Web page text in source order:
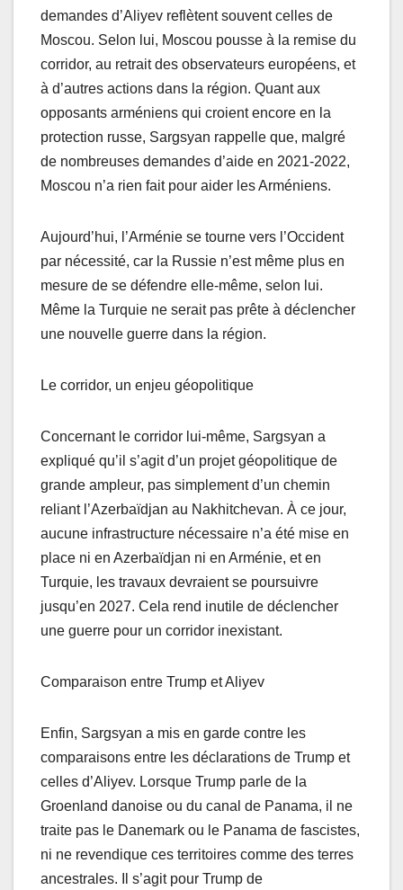
demandes d’Aliyev reflètent souvent celles de
Moscou. Selon lui, Moscou pousse à la remise du
corridor, au retrait des observateurs européens, et
à d’autres actions dans la région. Quant aux
opposants arméniens qui croient encore en la
protection russe, Sargsyan rappelle que, malgré
de nombreuses demandes d’aide en 2021-2022,
Moscou n’a rien fait pour aider les Arméniens.
Aujourd’hui, l’Arménie se tourne vers l’Occident
par nécessité, car la Russie n’est même plus en
mesure de se défendre elle-même, selon lui.
Même la Turquie ne serait pas prête à déclencher
une nouvelle guerre dans la région.
Le corridor, un enjeu géopolitique
Concernant le corridor lui-même, Sargsyan a
expliqué qu’il s’agit d’un projet géopolitique de
grande ampleur, pas simplement d’un chemin
reliant l’Azerbaïdjan au Nakhitchevan. À ce jour,
aucune infrastructure nécessaire n’a été mise en
place ni en Azerbaïdjan ni en Arménie, et en
Turquie, les travaux devraient se poursuivre
jusqu’en 2027. Cela rend inutile de déclencher
une guerre pour un corridor inexistant.
Comparaison entre Trump et Aliyev
Enfin, Sargsyan a mis en garde contre les
comparaisons entre les déclarations de Trump et
celles d’Aliyev. Lorsque Trump parle de la
Groenland danoise ou du canal de Panama, il ne
traite pas le Danemark ou le Panama de fascistes,
ni ne revendique ces territoires comme des terres
ancestrales. Il s’agit pour Trump de